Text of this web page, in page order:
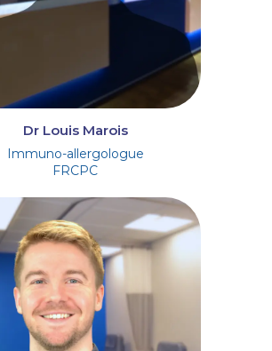
Dr Louis Marois
Immuno-allergologue
FRCPC